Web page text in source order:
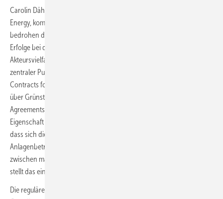
Carolin Dähling, Leiterin Politik und Kommunikation bei Green Planet
Energy, kommentiert das Thema Finanzierung: „Ohne Korrekturen
bedrohen die Vorschläge des Wirtschaftsministeriums die bisherigen
Erfolge bei der Marktintegration Erneuerbarer Energien und die
Akteursvielfalt der Energiewende. Denn im Optionenpapier fehlt ein
zentraler Punkt: das Zusammenspiel von staatlicher Absicherung über
Contracts for Difference (CfDs) und der marktlichen Finanzierung
über Grünstrom-Direktverträge, sogenannte Power Purchase
Agreements (PPAs). Grünstrom-PPAs sind aufgrund ihrer grünen
Eigenschaft die Voraussetzung für echten Ökostrom und sie zeigen,
dass sich die Erneuerbaren zunehmend am Markt bewähren. Wenn
Anlagenbetreiber, wie jetzt vom BMWK vorgesehen, nicht mehr
zwischen marktlicher und staatlicher Finanzierung wechseln können,
stellt das ein enormes Investitionsrisiko dar…“
Die reguläre Einsatzplanung von Kraftwerken (Dispatch) auf